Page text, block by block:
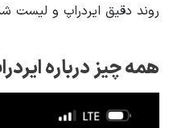
روند دقیق ایردراپ و لیست
همه چیز درباره